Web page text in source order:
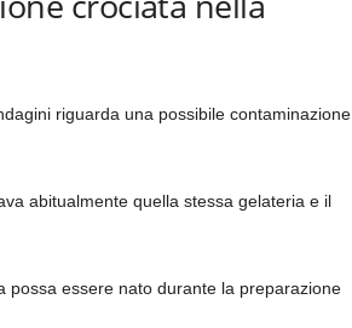
riguarda una possibile contaminazione
abitualmente quella stessa gelateria e il
possa essere nato durante la preparazione